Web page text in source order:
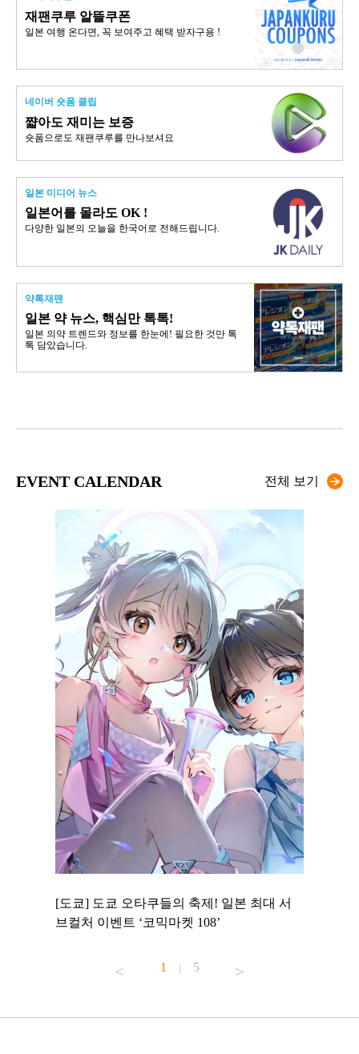
재팬쿠루 알뜰쿠폰
일본 여행 온다면, 꼭 보여주고 혜택 받자구용 !
네이버 숏폼 클립
쨟아도 재미는 보증
숏폼으로도 재팬쿠루를 만나보셔요
일본 미디어 뉴스
일본어를 몰라도 OK !
다양한 일본의 오늘을 한국어로 전해드립니다.
약톡재팬
일본 약 뉴스, 핵심만 톡톡!
일본 의약 트렌드와 정보를 한눈에! 필요한 것만 톡
톡 담았습니다.
EVENT CALENDAR 전체 보기
[도쿄] 도쿄 오타쿠들의 축제! 일본 최대 서
브컬처 이벤트 ‘코믹마켓 108’
1 | 5